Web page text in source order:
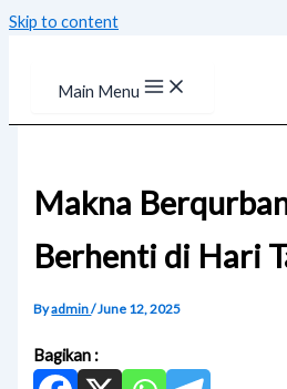
Skip to content
Main Menu
Makna
Berhenti di Hari
Byadmin/June 12, 2025
Bagikan :